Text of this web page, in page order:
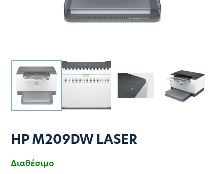
HP M209DW LASER
Διαθέσιμο